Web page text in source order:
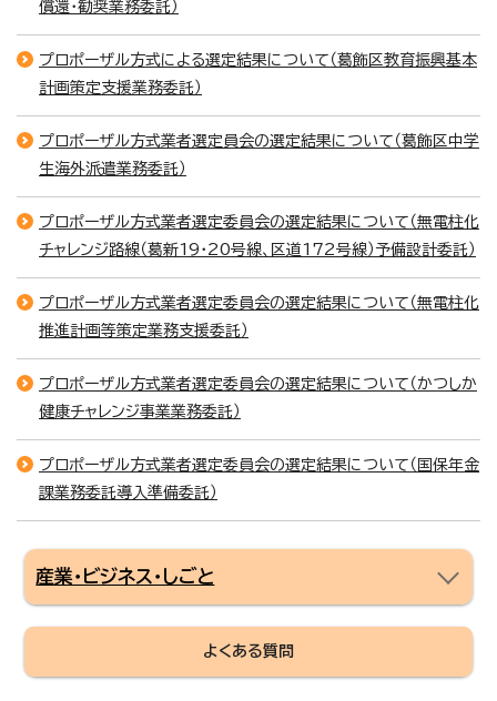
償還・勧奨業務委託）
プロポーザル方式による選定結果について（葛飾区教育振興基本
計画策定支援業務委託）
プロポーザル方式業者選定員会の選定結果について（葛飾区中学
生海外派遣業務委託）
プロポーザル方式業者選定委員会の選定結果について（無電柱化
チャレンジ路線（葛新19・20号線、区道172号線）予備設計委託）
プロポーザル方式業者選定委員会の選定結果について（無電柱化
推進計画等策定業務支援委託）
プロポーザル方式業者選定委員会の選定結果について（かつしか
健康チャレンジ事業業務委託）
プロポーザル方式業者選定委員会の選定結果について（国保年金
課業務委託導入準備委託）
産業・ビジネス・しごと
よくある質問